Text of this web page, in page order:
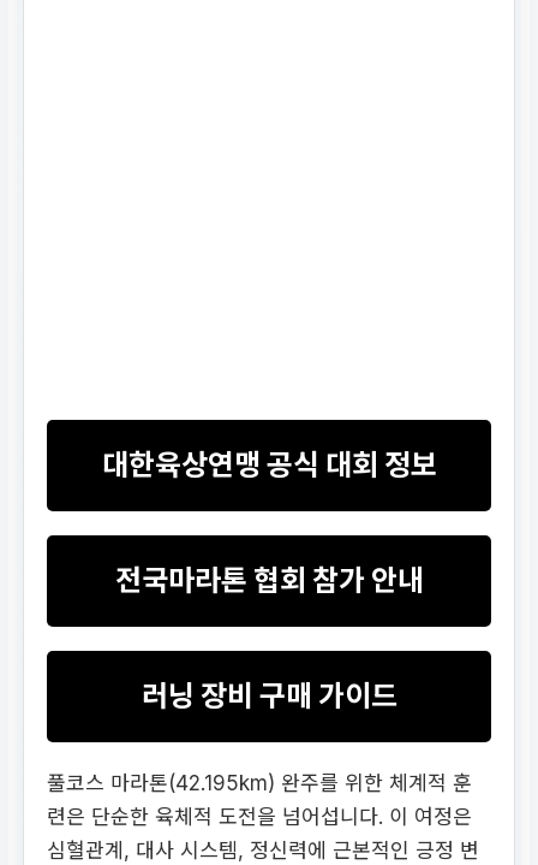
대한육상연맹 공식 대회 정보
전국마라톤 협회 참가 안내
러닝 장비 구매 가이드
풀코스 마라톤(42.195km) 완주를 위한 체계적 훈
련은 단순한 육체적 도전을 넘어섭니다. 이 여정은
심혈관계, 대사 시스템, 정신력에 근본적인 긍정 변